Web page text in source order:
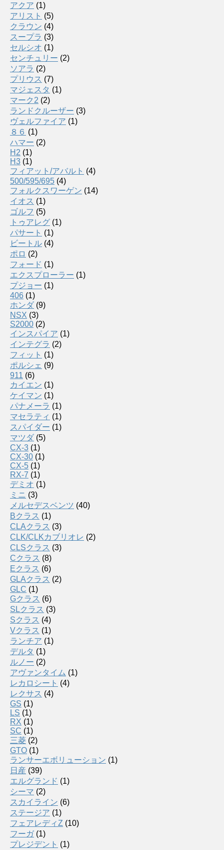
アクア (1)
アリスト (5)
クラウン (4)
スープラ (3)
セルシオ (1)
センチュリー (2)
ソアラ (2)
プリウス (7)
マジェスタ (1)
マーク2 (2)
ランドクルーザー (3)
ヴェルファイア (1)
８６ (1)
ハマー (2)
H2 (1)
H3 (1)
フィアット/アバルト (4)
500/595/695 (4)
フォルクスワーゲン (14)
イオス (1)
ゴルフ (5)
トゥアレグ (1)
パサート (1)
ビートル (4)
ポロ (2)
フォード (1)
エクスプローラー (1)
プジョー (1)
406 (1)
ホンダ (9)
NSX (3)
S2000 (2)
インスパイア (1)
インテグラ (2)
フィット (1)
ポルシェ (9)
911 (6)
カイエン (1)
ケイマン (1)
パナメーラ (1)
マセラティ (1)
スパイダー (1)
マツダ (5)
CX-3 (1)
CX-30 (1)
CX-5 (1)
RX-7 (1)
デミオ (1)
ミニ (3)
メルセデスベンツ (40)
Bクラス (1)
CLAクラス (3)
CLK/CLKカブリオレ (2)
CLSクラス (3)
Cクラス (8)
Eクラス (6)
GLAクラス (2)
GLC (1)
Gクラス (6)
SLクラス (3)
Sクラス (4)
Vクラス (1)
ランチア (1)
デルタ (1)
ルノー (2)
アヴァンタイム (1)
レカロシート (4)
レクサス (4)
GS (1)
LS (1)
RX (1)
SC (1)
三菱 (2)
GTO (1)
ランサーエボリューション (1)
日産 (39)
エルグランド (1)
シーマ (2)
スカイライン (6)
ステージア (1)
フェアレディZ (10)
フーガ(1)
プレジデント (1)